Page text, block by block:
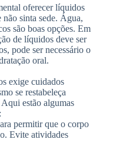
oferecer líquidos
sinta sede. Água,
são boas opções. Em
de líquidos deve ser
pode ser necessário o
oral.
exige cuidados
se restabeleça
estão algumas
permitir que o corpo
Evite atividades